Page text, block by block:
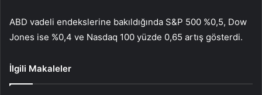
ABD vadeli endekslerine bakıldığında S&P 500 %0,5, Dow
Jones ise %0,4 ve Nasdaq 100 yüzde 0,65 artış gösterdi.
İlgili Makaleler